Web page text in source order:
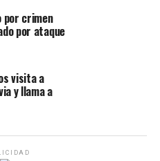
por crimen
por ataque
visita a
y llama a